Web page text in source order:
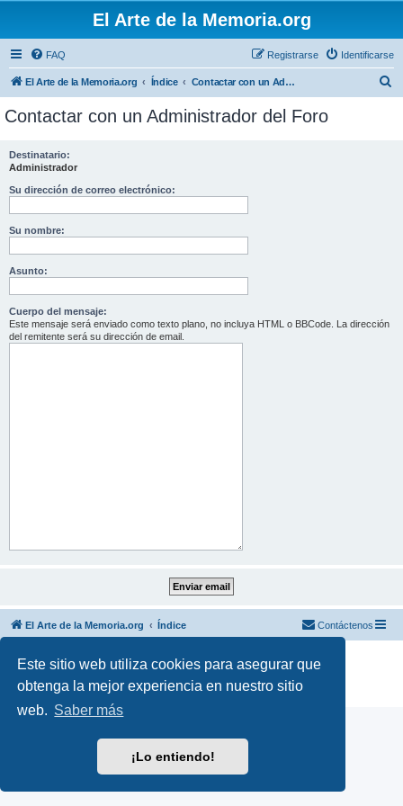
Este sitio web utiliza cookies para asegurar que
obtenga la mejor experiencia en nuestro sitio
web. Saber más
¡Lo entiendo!
El Arte de la Memoria.org
FAQ Identificarse
Registrarse
El Arte de la Memoria.org Índice Contactar con un Administrador del Foro
Contactar con un Administrador del Foro
Destinatario:
Administrador
Su dirección de correo electrónico:
Su nombre:
Asunto:
Cuerpo del mensaje:
Este mensaje será enviado como texto plano, no incluya HTML o BBCode. La dirección
del remitente será su dirección de email.
El Arte de la Memoria.org Índice Contáctenos
Desarrollado por phpBB ® Forum Software © phpBB Limited
Traducción al español por
phpBB España
Privacidad|Condiciones